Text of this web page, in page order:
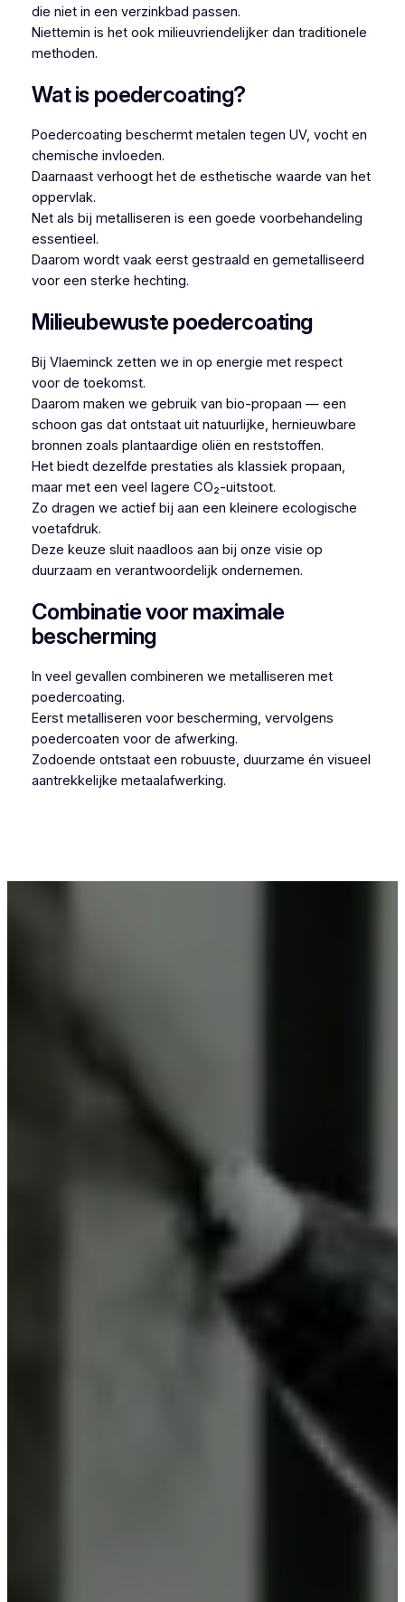
die niet in een verzinkbad passen.
Niettemin is het ook milieuvriendelijker dan traditionele
methoden.
Wat is poedercoating?
Poedercoating beschermt metalen tegen UV, vocht en
chemische invloeden.
Daarnaast verhoogt het de esthetische waarde van het
oppervlak.
Net als bij metalliseren is een goede voorbehandeling
essentieel.
Daarom wordt vaak eerst gestraald en gemetalliseerd
voor een sterke hechting.
Milieubewuste poedercoating
Bij Vlaeminck zetten we in op energie met respect
voor de toekomst.
Daarom maken we gebruik van bio-propaan — een
schoon gas dat ontstaat uit natuurlijke, hernieuwbare
bronnen zoals plantaardige oliën en reststoffen.
Het biedt dezelfde prestaties als klassiek propaan,
maar met een veel lagere CO₂-uitstoot.
Zo dragen we actief bij aan een kleinere ecologische
voetafdruk.
Deze keuze sluit naadloos aan bij onze visie op
duurzaam en verantwoordelijk ondernemen.
Combinatie voor maximale
bescherming
In veel gevallen combineren we metalliseren met
poedercoating.
Eerst metalliseren voor bescherming, vervolgens
poedercoaten voor de afwerking.
Zodoende ontstaat een robuuste, duurzame én visueel
aantrekkelijke metaalafwerking.